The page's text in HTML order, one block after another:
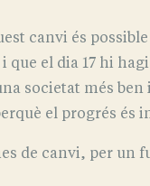
canvi és
que el dia 17 hi
societat més
el progrés és
de canvi, per un